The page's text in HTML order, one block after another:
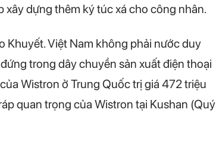
dựng thêm ký túc xá cho công nhân.
Khuyết. Việt Nam không phải nước duy
trong dây chuyền sản xuất điện thoại
Wistron ở Trung Quốc trị giá 472 triệu
quan trọng của Wistron tại Kushan (Quý